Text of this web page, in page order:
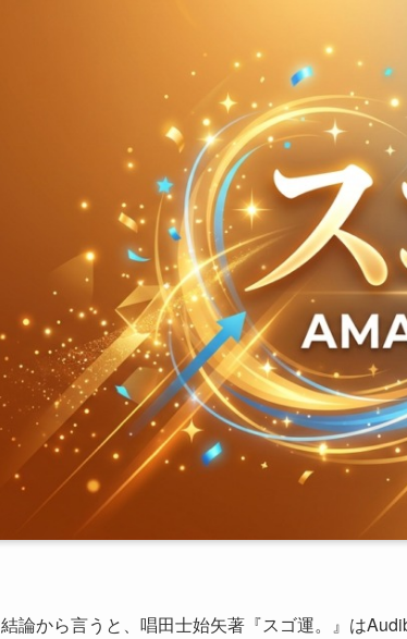
結論から言うと、唱田士始矢著『スゴ運。』は